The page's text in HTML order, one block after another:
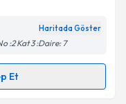
ilişkinAydınlatma
belirtilen
Haritada Göster
:2 Kat 3 :Daire: 7
Et